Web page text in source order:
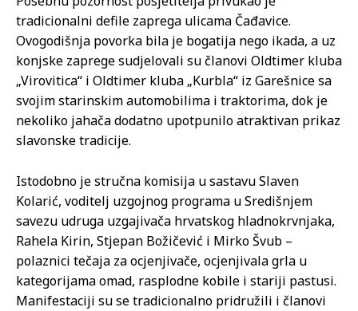
tradicionalni defile zaprega ulicama Čađavice.
Ovogodišnja povorka bila je bogatija nego ikada, a uz
konjske zaprege sudjelovali su članovi Oldtimer kluba
„Virovitica“ i Oldtimer kluba „Kurbla“ iz Garešnice sa
svojim starinskim automobilima i traktorima, dok je
nekoliko jahača dodatno upotpunilo atraktivan prikaz
slavonske tradicije.
Istodobno je stručna komisija u sastavu Slaven
Kolarić, voditelj uzgojnog programa u Središnjem
savezu udruga uzgajivača hrvatskog hladnokrvnjaka,
Rahela Kirin, Stjepan Božičević i Mirko Švub –
polaznici tečaja za ocjenjivače, ocjenjivala grla u
kategorijama omad, rasplodne kobile i stariji pastusi.
Manifestaciji su se tradicionalno pridružili i članovi